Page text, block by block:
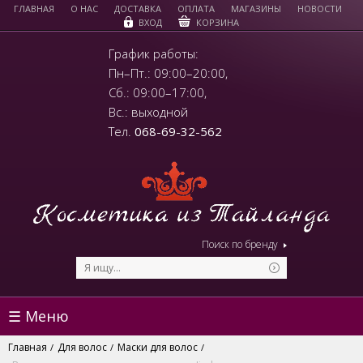
ГЛАВНАЯ О НАС ДОСТАВКА ОПЛАТА МАГАЗИНЫ
НОВОСТИ
ВХОД
КОРЗИНА
График работы:
Пн–Пт.: 09:00–20:00,
Сб.: 09:00–17:00,
Вс.: выходной
Тел. 068-69-32-562
Поиск по бренду
☰ Меню
Главная / Для волос / Маски для волос /